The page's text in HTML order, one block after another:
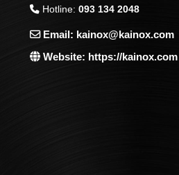
Hotline:093 134 2048
Email: kainox@kainox.com
Website: https://kainox.com